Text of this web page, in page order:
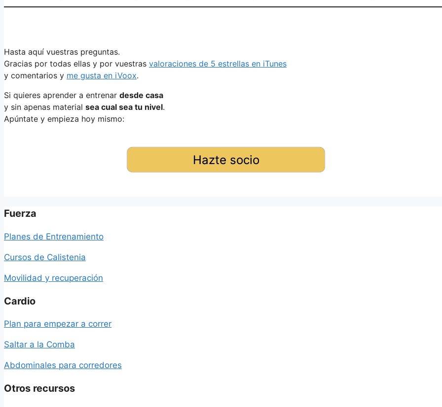
Hasta aquí vuestras preguntas.
Gracias por todas ellas y por vuestras valoraciones de 5 estrellas en iTunes
y comentarios y me gusta en iVoox.
Si quieres aprender a entrenar desde casa
y sin apenas material sea cual sea tu nivel.
Apúntate y empieza hoy mismo:
Hazte socio
Fuerza
Planes de Entrenamiento
Cursos de Calistenia
Movilidad y recuperación
Cardio
Plan para empezar a correr
Saltar a la Comba
Abdominales para corredores
Otros recursos